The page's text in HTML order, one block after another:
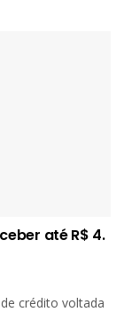
até R$ 4.
crédito voltada